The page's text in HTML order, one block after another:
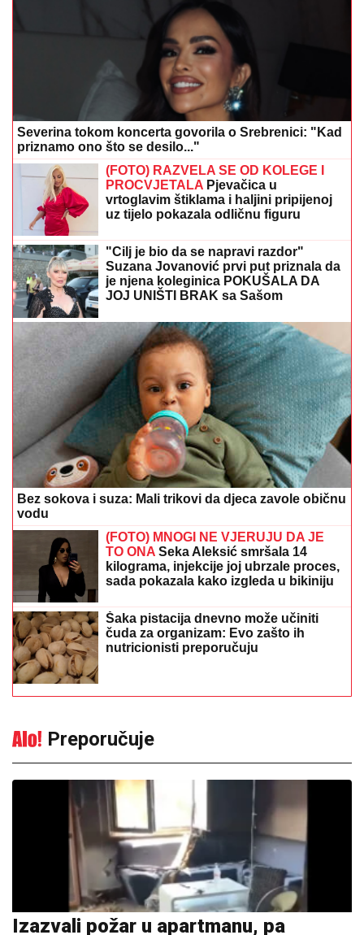
Severina tokom koncerta govorila o Srebrenici: "Kad
priznamo ono što se desilo..."
(FOTO) RAZVELA SE OD KOLEGE I
PROCVJETALA Pjevačica u
vrtoglavim štiklama i haljini pripijenoj
uz tijelo pokazala odličnu figuru
"Cilj je bio da se napravi razdor"
Suzana Jovanović prvi put priznala da
je njena koleginica POKUŠALA DA
JOJ UNIŠTI BRAK sa Sašom
Bez sokova i suza: Mali trikovi da djeca zavole običnu
vodu
(FOTO) MNOGI NE VJERUJU DA JE
TO ONA Seka Aleksić smršala 14
kilograma, injekcije joj ubrzale proces,
sada pokazala kako izgleda u bikiniju
Šaka pistacija dnevno može učiniti
čuda za organizam: Evo zašto ih
nutricionisti preporučuju
Preporučuje
Izazvali požar u apartmanu, pa